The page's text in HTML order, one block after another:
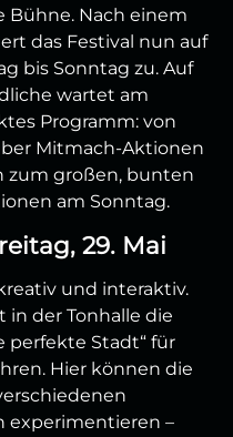
Bühne. Nach einem
das Festival nun auf
bis Sonntag zu. Auf
wartet am
Programm: von
Mitmach-Aktionen
zum großen, bunten
am Sonntag.
29. Mai
und interaktiv.
in der Tonhalle die
perfekte Stadt“ für
Hier können die
experimentieren –